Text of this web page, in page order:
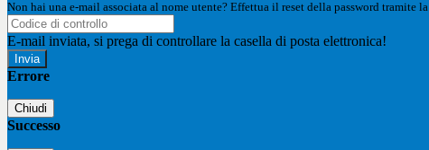
Non hai una e-mail associata al nome utente? Effettua il reset della password tramite la
E-mail inviata, si prega di controllare la casella di posta elettronica!
Errore
Chiudi
Successo